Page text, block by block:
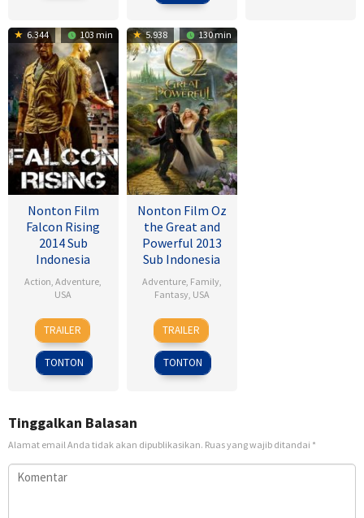
6.344 103 min
Nonton Film
Falcon Rising
2014 Sub
Indonesia
Action,Adventure,
USA
5
Sep
2014
Ernie
Barbarash
TRAILER
TONTON
5.938 130 min
Nonton Film Oz
the Great and
Powerful 2013
Sub Indonesia
Adventure, Family,
Fantasy, USA
7
Mar
2013
Sam
Raimi
TRAILER
TONTON
Tinggalkan Balasan
Alamat email Anda tidak akan dipublikasikan. Ruas yang wajib ditandai *